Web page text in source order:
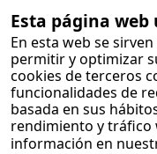
Esta página web
En esta web se
permitir y optimizar
cookies de terceros
funcionalidades de
basada en sus
rendimiento y tráfico
información en